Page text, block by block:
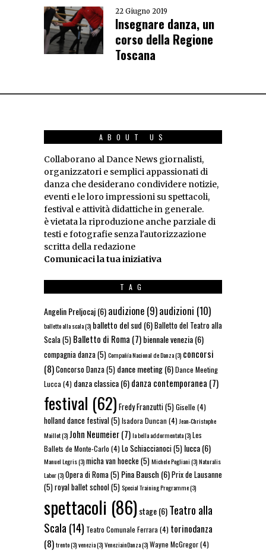
22 Giugno 2019
Insegnare danza, un
corso della Regione
Toscana
ABOUT US
Collaborano al Dance News giornalisti,
organizzatori e semplici appassionati di
danza che desiderano condividere notizie,
eventi e le loro impressioni su spettacoli,
festival e attività didattiche in generale.
è vietata la riproduzione anche parziale di
testi e fotografie senza l'autorizzazione
scritta della redazione
Comunicaci la tua iniziativa
TAG
Angelin Preljocaj(6)audizione (9)audizioni (10)
balletto alla scala(3) balletto del sud (6)Balletto del Teatro alla
Scala(5) Balletto di Roma (7)biennale venezia(6)
compagnia danza(5)Compañía Nacional de Danza(3) concorsi
(8)Concorso Danza(5) dance meeting(6)Dance Meeting
Lucca (4) danza classica(6)danza contemporanea (7)
festival (62) Fredy Franzutti(5)Giselle (4)
holland dance festival(5)Isadora Duncan (4) Jean-Christophe
Maillot(3)John Neumeier(7)la bella addormentata(3)Les
Ballets de Monte-Carlo (4) Lo Schiaccianoci(5) lucca(6)
Manuel Legris(3)micha van hoecke(5)Michele Pogliani(3)Naturalis
Labor(3)Opera di Roma(5) Pina Bausch (6)Prix de Lausanne
(5)royal ballet school(5)Special Training Programme(3)
spettacoli (86)stage(6)Teatro alla
Scala (14) Teatro Comunale Ferrara (4) torinodanza
(8)trento(3)venezia(3)VeneziainDanza(3)Wayne McGregor(4)